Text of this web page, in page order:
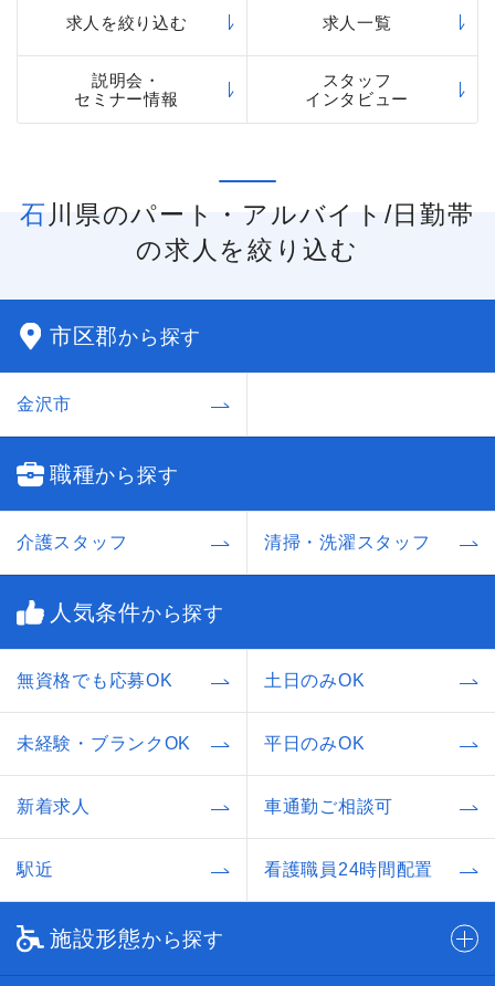
求人を絞り込む 求人一覧
説明会・
セミナー情報
スタッフ
インタビュー
石川県のパート・アルバイト/日勤帯
の求人を絞り込む
市区郡から探す
金沢市
職種から探す
介護スタッフ 清掃・洗濯スタッフ
人気条件から探す
無資格でも応募OK 土日のみOK
未経験・ブランクOK 平日のみOK
新着求人 車通勤ご相談可
駅近 看護職員24時間配置
施設形態から探す